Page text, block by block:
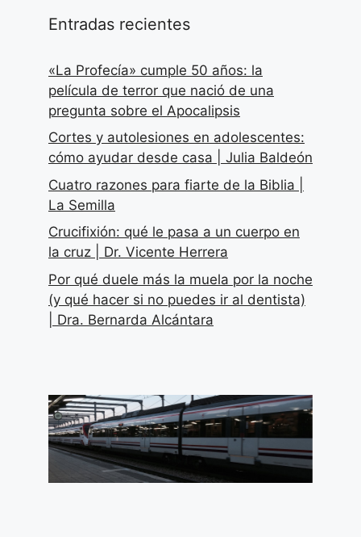
Entradas recientes
«La Profecía» cumple 50 años: la
película de terror que nació de una
pregunta sobre el Apocalipsis
Cortes y autolesiones en adolescentes:
cómo ayudar desde casa | Julia Baldeón
Cuatro razones para fiarte de la Biblia |
La Semilla
Crucifixión: qué le pasa a un cuerpo en
la cruz | Dr. Vicente Herrera
Por qué duele más la muela por la noche
(y qué hacer si no puedes ir al dentista)
| Dra. Bernarda Alcántara